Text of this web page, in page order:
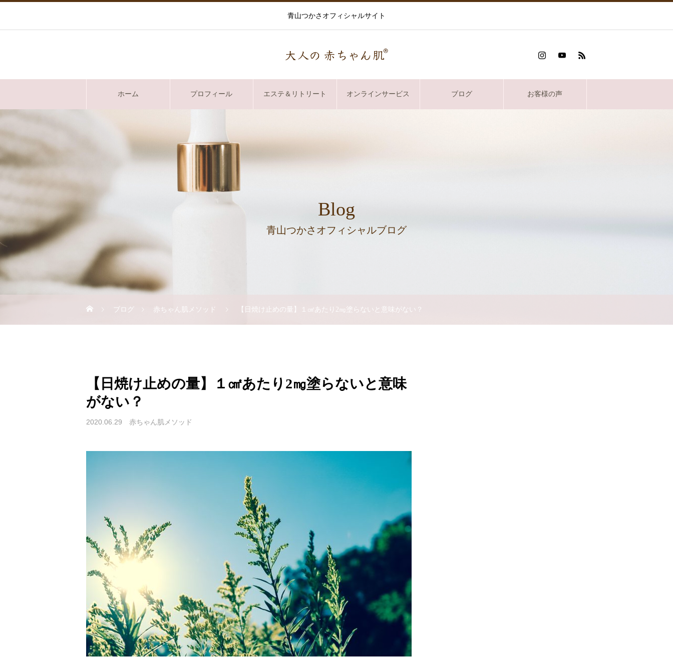
青山つかさオフィシャルサイト
ホーム プロフィール エステ＆リトリート オンラインサービス ブログ お客様の声
Blog
青山つかさオフィシャルブログ
ブログ 赤ちゃん肌メソッド 【日焼け止めの量】１㎠あたり2㎎塗らないと意味がない？
【日焼け止めの量】１㎠あたり2㎎塗らないと意味
がない？
2020.06.29 赤ちゃん肌メソッド